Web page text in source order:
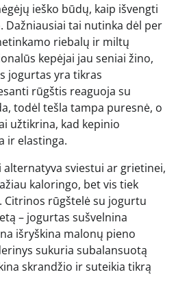
ieško būdų, kaip išvengti
Dažniausiai tai nutinka dėl per
riebalų ir miltų
kepėjai jau seniai žino,
jogurtas yra tikras
rūgštis reaguoja su
todėl tešla tampa puresnė, o
užtikrina, kad kepinio
ir elastinga.
sviestui ar grietinei,
kaloringo, bet vis tiek
Citrinos rūgštelė su jogurtu
– jogurtas sušvelnina
išryškina malonų pieno
sukuria subalansuotą
skrandžio ir suteikia tikrą